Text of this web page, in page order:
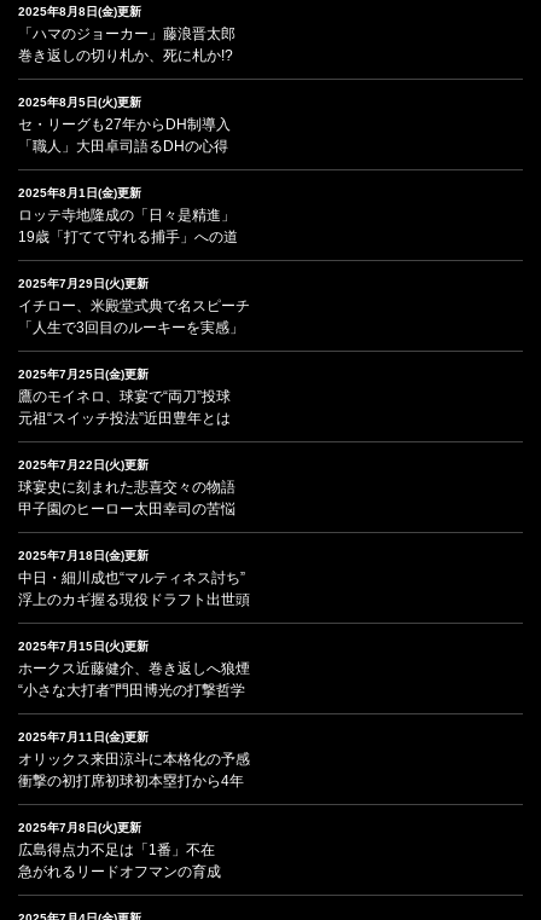
2025年8月8日(金)更新
「ハマのジョーカー」藤浪晋太郎
巻き返しの切り札か、死に札か!?
2025年8月5日(火)更新
セ・リーグも27年からDH制導入
「職人」大田卓司語るDHの心得
2025年8月1日(金)更新
ロッテ寺地隆成の「日々是精進」
19歳「打てて守れる捕手」への道
2025年7月29日(火)更新
イチロー、米殿堂式典で名スピーチ
「人生で3回目のルーキーを実感」
2025年7月25日(金)更新
鷹のモイネロ、球宴で“両刀”投球
元祖“スイッチ投法”近田豊年とは
2025年7月22日(火)更新
球宴史に刻まれた悲喜交々の物語
甲子園のヒーロー太田幸司の苦悩
2025年7月18日(金)更新
中日・細川成也“マルティネス討ち”
浮上のカギ握る現役ドラフト出世頭
2025年7月15日(火)更新
ホークス近藤健介、巻き返しへ狼煙
“小さな大打者”門田博光の打撃哲学
2025年7月11日(金)更新
オリックス来田涼斗に本格化の予感
衝撃の初打席初球初本塁打から4年
2025年7月8日(火)更新
広島得点力不足は「1番」不在
急がれるリードオフマンの育成